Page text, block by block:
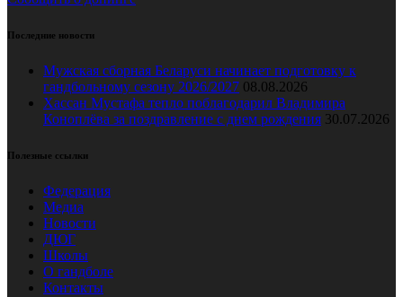
Последние новости
Мужская сборная Беларуси начинает подготовку к
гандбольному сезону 2026/2027 08.08.2026
Хассан Мустафа тепло поблагодарил Владимира
Коноплёва за поздравление с днем рождения 30.07.2026
Полезные ссылки
Федерация
Медиа
Новости
ДЮГ
Школы
О гандболе
Контакты